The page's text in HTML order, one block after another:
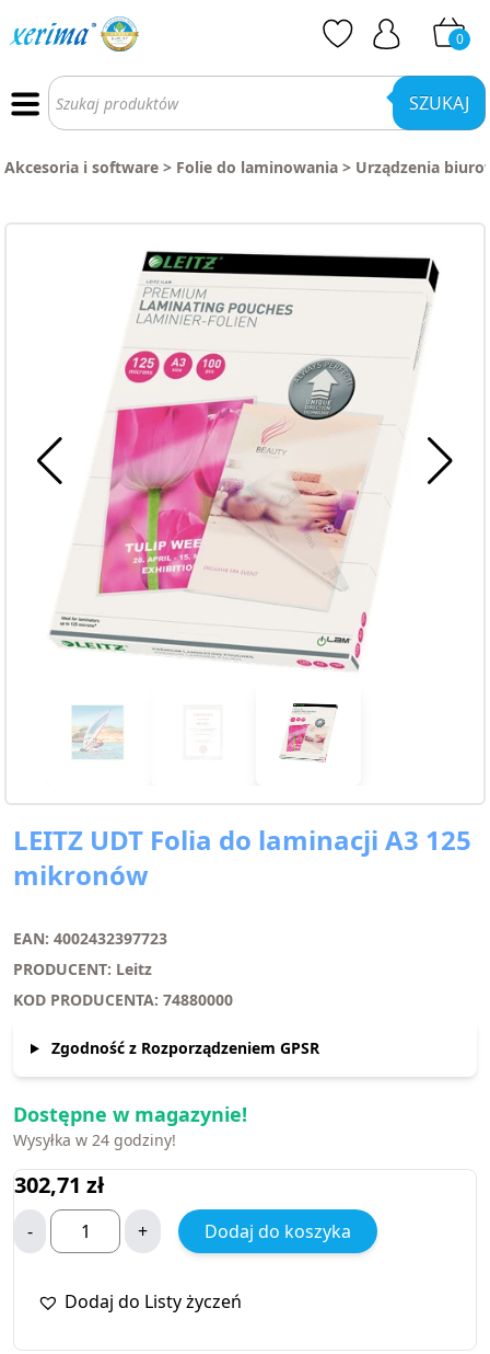
0
Wyszukiwarka
produktów SZUKAJ
Akcesoria i software > Folie do laminowania > Urządzenia
LEITZ UDT Folia do laminacji A3 125
mikronów
EAN: 4002432397723
PRODUCENT: Leitz
KOD PRODUCENTA: 74880000
Zgodność z Rozporządzeniem GPSR
Dostępne w magazynie!
Wysyłka w 24 godziny!
302,71 zł
- + Dodaj do koszyka
Dodaj do Listy życzeń